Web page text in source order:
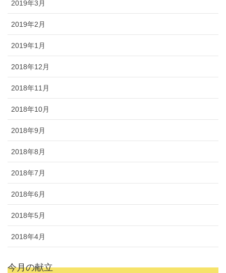
2019年3月
2019年2月
2019年1月
2018年12月
2018年11月
2018年10月
2018年9月
2018年8月
2018年7月
2018年6月
2018年5月
2018年4月
今月の献立